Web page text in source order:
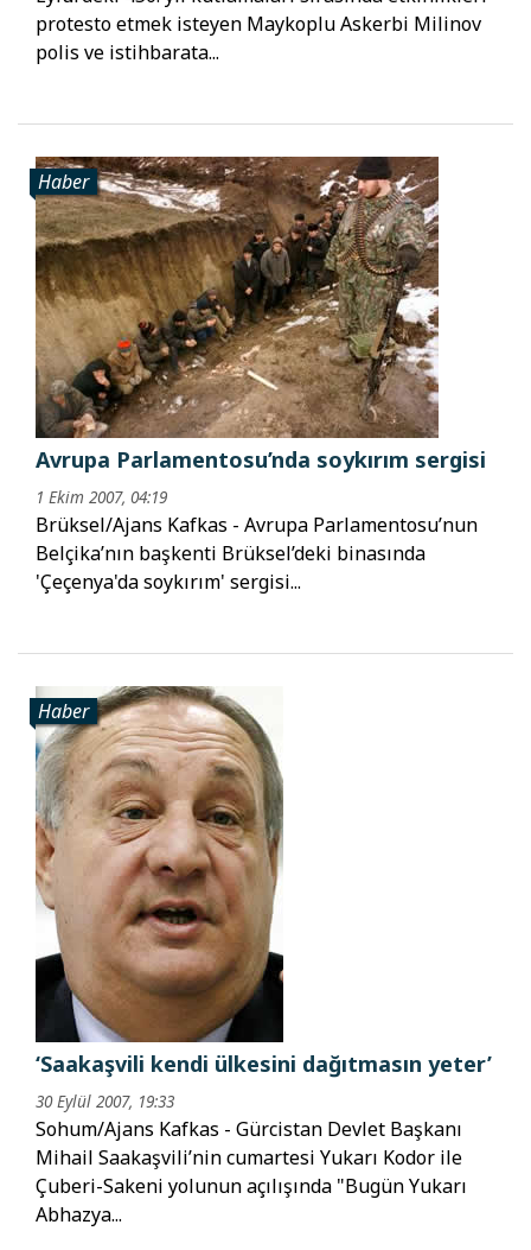
protesto etmek isteyen Maykoplu Askerbi Milinov
polis ve istihbarata...
Haber
Avrupa Parlamentosu’nda soykırım sergisi
1 Ekim 2007, 04:19
Brüksel/Ajans Kafkas - Avrupa Parlamentosu’nun
Belçika’nın başkenti Brüksel’deki binasında
'Çeçenya'da soykırım' sergisi...
Haber
‘Saakaşvili kendi ülkesini dağıtmasın yeter’
30 Eylül 2007, 19:33
Sohum/Ajans Kafkas - Gürcistan Devlet Başkanı
Mihail Saakaşvili’nin cumartesi Yukarı Kodor ile
Çuberi-Sakeni yolunun açılışında "Bugün Yukarı
Abhazya...